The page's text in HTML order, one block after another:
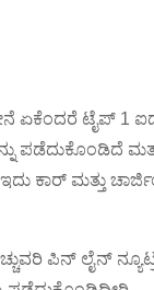
ಏಕೆಂದರೆ ಟೈಪ್ 1
ಪಡೆದುಕೊಂಡಿದೆ
ಕಾರ್ ಮತ್ತು
ಪಿನ್ ಲೈನ್